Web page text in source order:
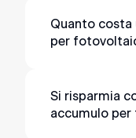
Quanto costa
per
fotovoltaico,
1.600€. Il
Si risparmia
accumulo